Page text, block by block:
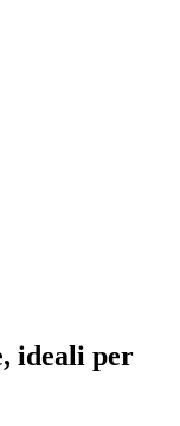
ideali per